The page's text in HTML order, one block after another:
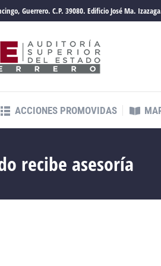
Guerrero. C.P. 39080. Edificio José Ma.
ACCIONES PROMOVIDAS
recibe asesoría